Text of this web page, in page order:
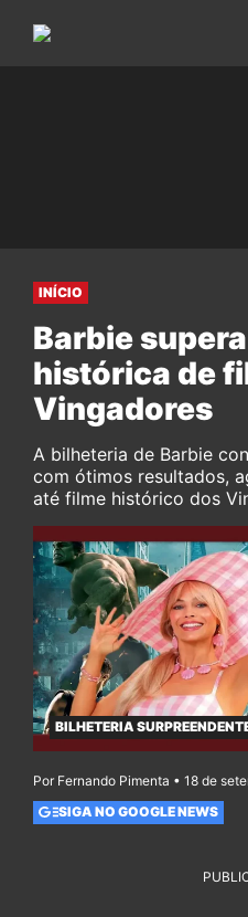
INÍCIO
Barbie
histórica de
Vingadores
A bilheteria de Barbie
com ótimos resultados,
até filme histórico dos
BILHETERIA
Por Fernando Pimenta • 18 de
SIGA NO GOOGLE NEWS